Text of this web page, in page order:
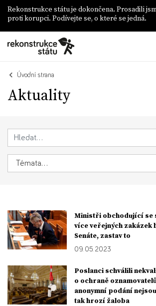
Rekonstrukce státu je dokončena. Prosadili
proti korupci. Podívejte se, o které se jedná.
Úvodní strana
Aktuality
Ministři obchodující se
více veřejných zakázek
Senáte, zastav to
09. 05. 2023
Poslanci schválili
o ochraně
anonymní podání
tak hrozí žaloba